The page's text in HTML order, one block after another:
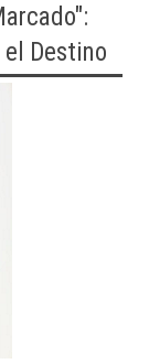
Destino